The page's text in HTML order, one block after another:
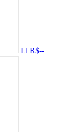
Ll R$--